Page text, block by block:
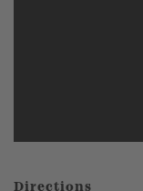
Directions